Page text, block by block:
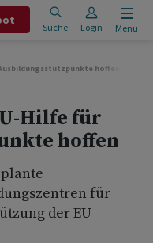
Suche Login Menu
hoffen
Hilfe für
hoffen
für
der EU